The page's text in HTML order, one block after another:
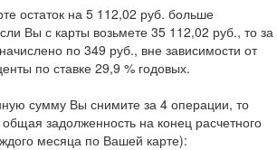
остаток на 5 112,02 руб. больше
Вы с карты возьмете 35 112,02 руб., то за
по 349 руб., вне зависимости от
по ставке 29,9 % годовых.
сумму Вы снимите за 4 операции, то
задолженность на конец расчетного
месяца по Вашей карте):